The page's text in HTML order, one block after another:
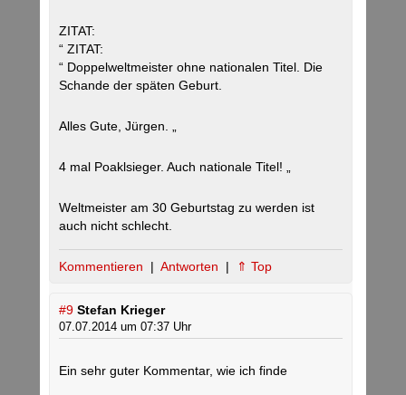
ZITAT:
“ ZITAT:
“ Doppelweltmeister ohne nationalen Titel. Die
Schande der späten Geburt.
Alles Gute, Jürgen. „
4 mal Poaklsieger. Auch nationale Titel! „
Weltmeister am 30 Geburtstag zu werden ist
auch nicht schlecht.
Kommentieren | Antworten | ⇑ Top
#9 Stefan Krieger
07.07.2014 um 07:37 Uhr
Ein sehr guter Kommentar, wie ich finde